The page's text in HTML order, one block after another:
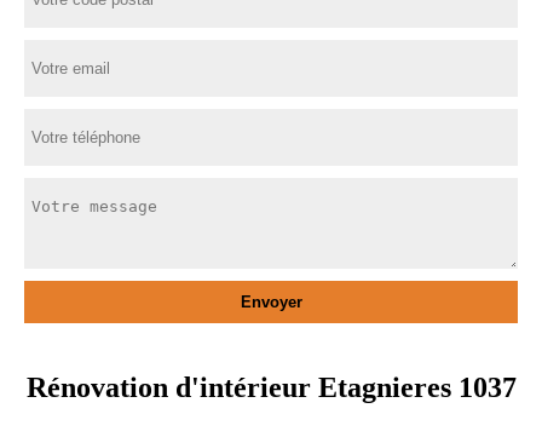
Rénovation d'intérieur Etagnieres 1037